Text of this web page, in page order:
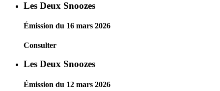
Les Deux Snoozes
Émission du 16 mars 2026
Consulter
Les Deux Snoozes
Émission du 12 mars 2026